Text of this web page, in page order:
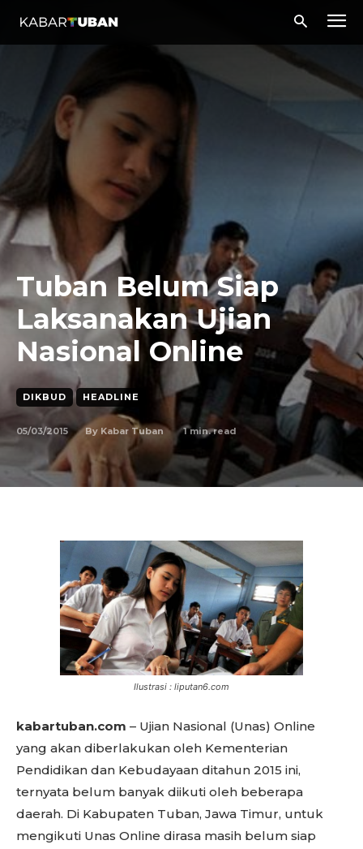
Tuban Belum Siap
Laksanakan Ujian
Nasional Online
DIKBUD HEADLINE
05/03/2015 By Kabar Tuban 1min. read
Ilustrasi : liputan6.com
kabartuban.com – Ujian Nasional (Unas) Online
yang akan diberlakukan oleh Kementerian
Pendidikan dan Kebudayaan ditahun 2015 ini,
ternyata belum banyak diikuti oleh beberapa
daerah. Di Kabupaten Tuban, Jawa Timur, untuk
mengikuti Unas Online dirasa masih belum siap